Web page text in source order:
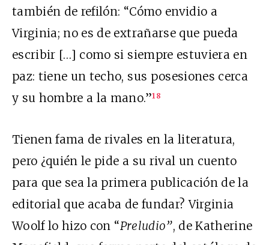
también de refilón: “Cómo envidio a
Virginia; no es de extrañarse que pueda
escribir […] como si siempre estuviera en
paz: tiene un techo, sus posesiones cerca
y su hombre a la mano.”18
Tienen fama de rivales en la literatura,
pero ¿quién le pide a su rival un cuento
para que sea la primera publicación de la
editorial que acaba de fundar? Virginia
Woolf lo hizo con “Preludio”, de Katherine